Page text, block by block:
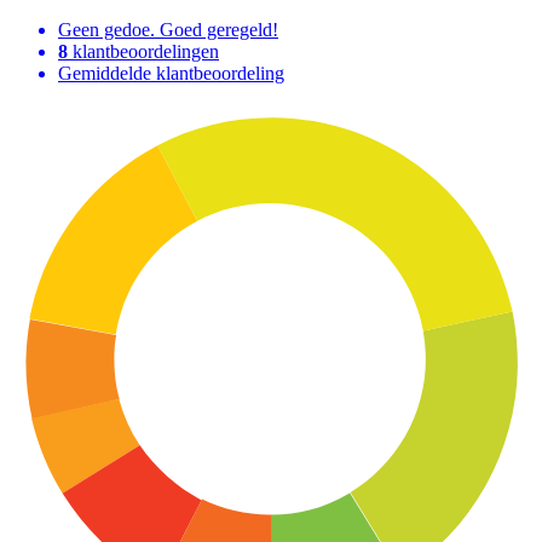
Geen gedoe. Goed geregeld!
8 klantbeoordelingen
Gemiddelde klantbeoordeling